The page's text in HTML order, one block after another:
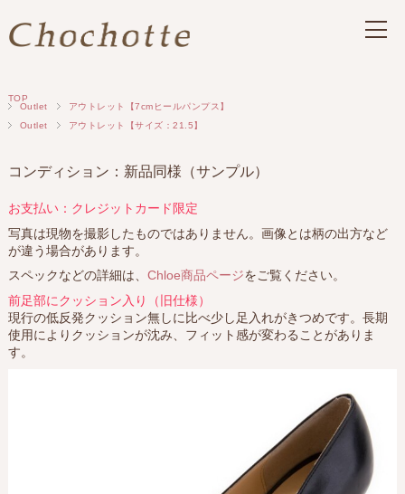
TOP
Outlet
アウトレット【7cmヒールパンプス】
Outlet
アウトレット【サイズ：21.5】
コンディション：新品同様（サンプル）
お支払い：クレジットカード限定
写真は現物を撮影したものではありません。画像とは柄の出方など
が違う場合があります。
スペックなどの詳細は、 Chloe商品ページをご覧ください。
前足部にクッション入り（旧仕様）
現行の低反発クッション無しに比べ少し足入れがきつめです。長期
使用によりクッションが沈み、フィット感が変わることがありま
す。